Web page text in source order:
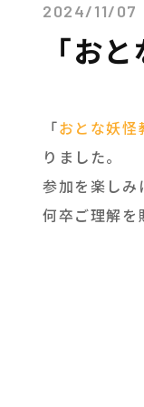
2024/11/07
「お
「おとな妖
りました。
参加を楽しみ
何卒ご理解を